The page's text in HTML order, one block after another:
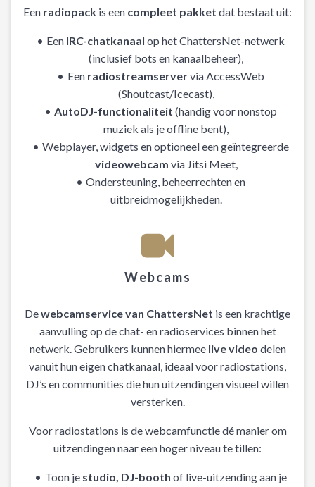
Een radiopack is een compleet pakket dat bestaat uit:
Een IRC-chatkanaal op het ChattersNet-netwerk
(inclusief bots en kanaalbeheer),
Een radiostreamservervia AccessWeb
(Shoutcast/Icecast),
AutoDJ-functionaliteit (handig voor nonstop
muziek als je offline bent),
Webplayer, widgets en optioneel een geïntegreerde
videowebcam via Jitsi Meet,
Ondersteuning, beheerrechten en
uitbreidmogelijkheden.
Webcams
Dewebcamservice van ChattersNet is een krachtige
aanvulling op de chat- en radioservices binnen het
netwerk. Gebruikers kunnen hiermee live video delen
vanuit hun eigen chatkanaal, ideaal voor radiostations,
DJ’s en communities die hun uitzendingen visueel willen
versterken.
Voor radiostations is de webcamfunctie dé manier om
uitzendingen naar een hoger niveau te tillen:
Toon je studio, DJ-booth of live-uitzending aan je